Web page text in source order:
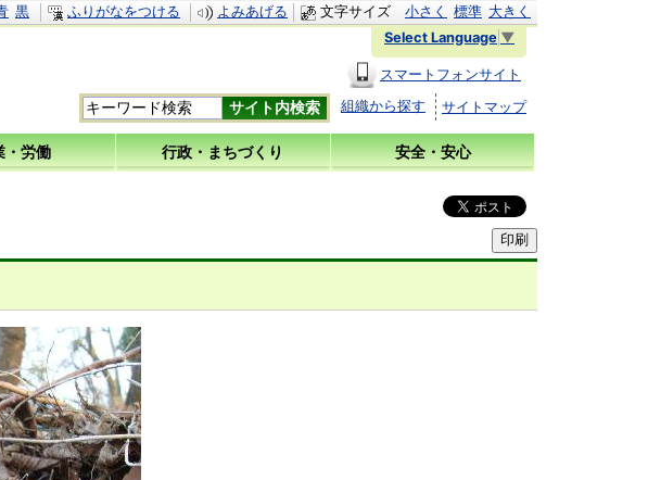
文字サイズ 小さく 標準 大きく
黒 ふりがなをつける
よみあげる
Select Language ▼
スマートフォンサイト
組織から探す
サイトマップ
・労働 行政・まちづくり 安全・安心